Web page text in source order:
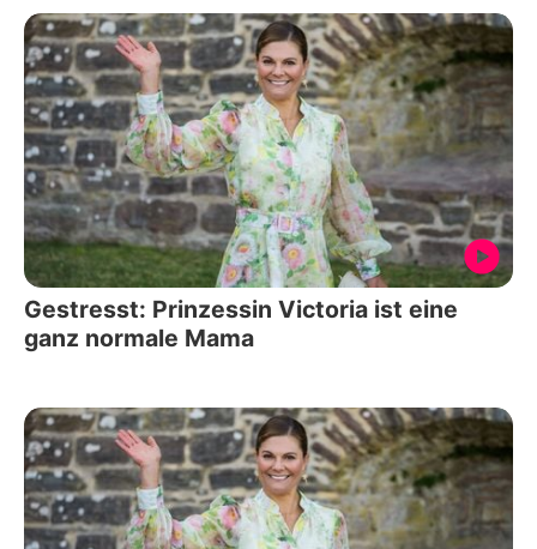
Gestresst: Prinzessin Victoria ist eine
ganz normale Mama